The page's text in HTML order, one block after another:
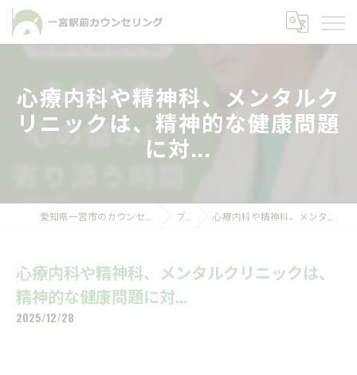
心療内科や精神科、メンタルク
リニックは、精神的な健康問題
に対...
ブログ 心療内科や精神科、メンタルクリニックは、精神的な健康問題に対...
心療内科や精神科、メンタルクリニックは、
精神的な健康問題に対...
2025/12/28